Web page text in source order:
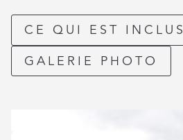
CE QUI EST INCLUS
GALERIE PHOTO